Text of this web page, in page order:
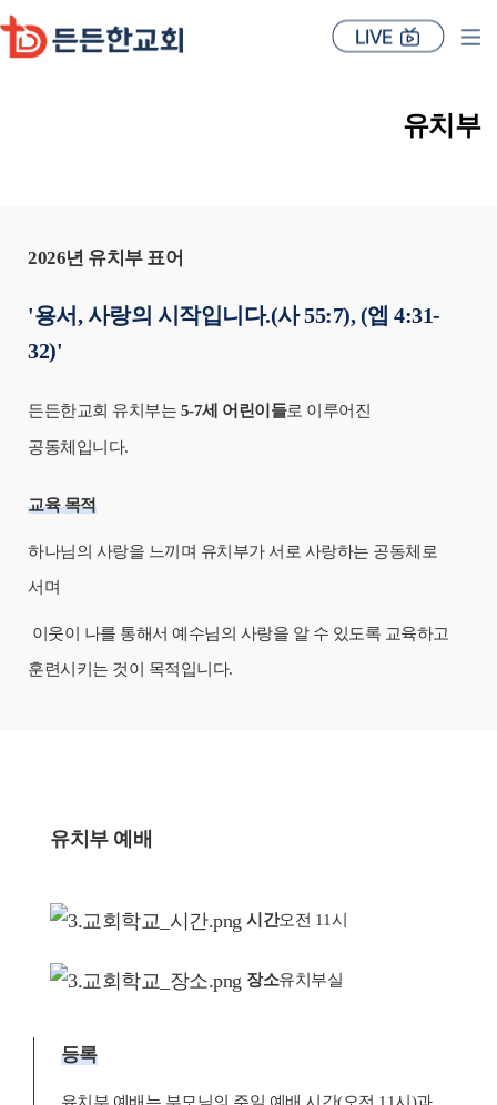
유치부
2026년 유치부 표어
'용서, 사랑의 시작입니다.(사 55:7), (엡 4:31-
32)'
든든한교회 유치부는 5-7세 어린이들로 이루어진
공동체입니다.
교육 목적
하나님의 사랑을 느끼며 유치부가 서로 사랑하는 공동체로
서며
이웃이 나를 통해서 예수님의 사랑을 알 수 있도록 교육하고
훈련시키는 것이 목적입니다.
유치부 예배
시간오전 11시
장소유치부실
등록
유치부 예배는 부모님의 주일 예배 시간(오전 11시)과